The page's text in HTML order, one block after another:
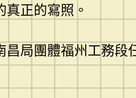
正的寫照。
局團體福州工務